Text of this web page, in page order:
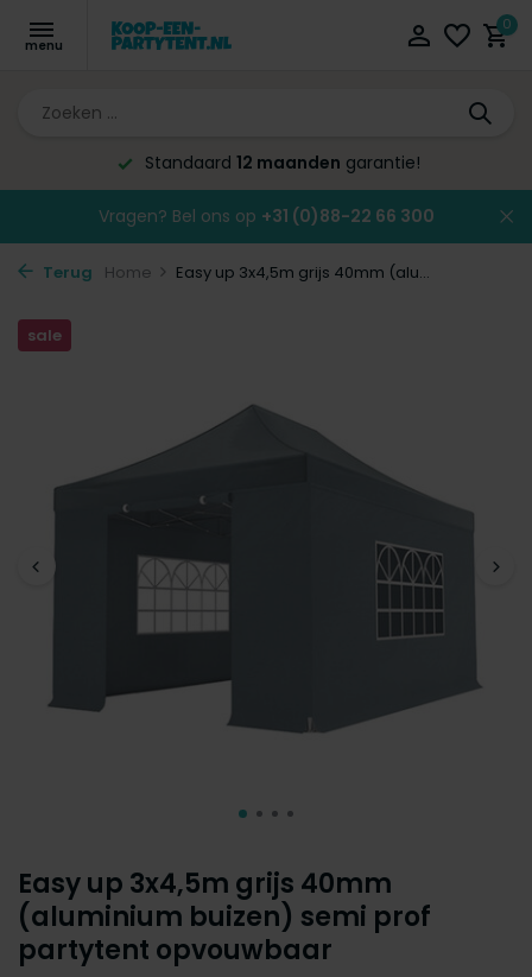
0
Altijd de laagsteprijsgarantie!
Vragen? Bel ons op +31 (0)88-22 66 300
Terug Home Easy up 3x4,5m grijs 40mm (alu...
Easy up 3x4,5m grijs 40mm
(aluminium buizen) semi prof
partytent opvouwbaar
sale